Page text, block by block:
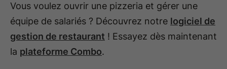
Vous voulez ouvrir une pizzeria et gérer une
équipe de salariés ? Découvrez notre logiciel de
gestion de restaurant ! Essayez dès maintenant
la plateforme Combo.